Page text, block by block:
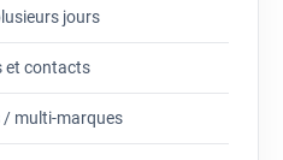
jours
et contacts
multi-marques